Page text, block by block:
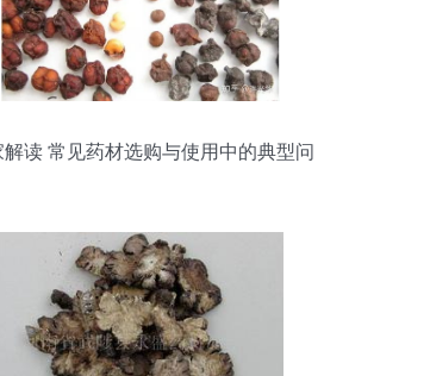
解读 常见药材选购与使用中的典型问